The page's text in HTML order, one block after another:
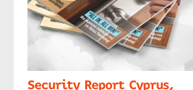
Security Report Cyprus,